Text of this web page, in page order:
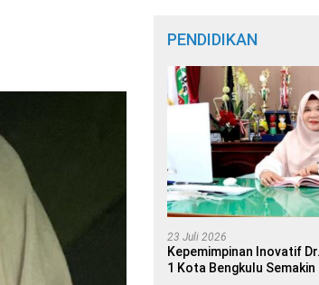
PENDIDIKAN
23 Juli 2026
Kepemimpinan Inovatif
1 Kota Bengkulu